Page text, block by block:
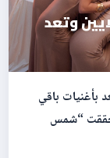
وتعد
بأغنيات باقي
الصيف بتاريخ 14 مايو 2025: حققت “شمس